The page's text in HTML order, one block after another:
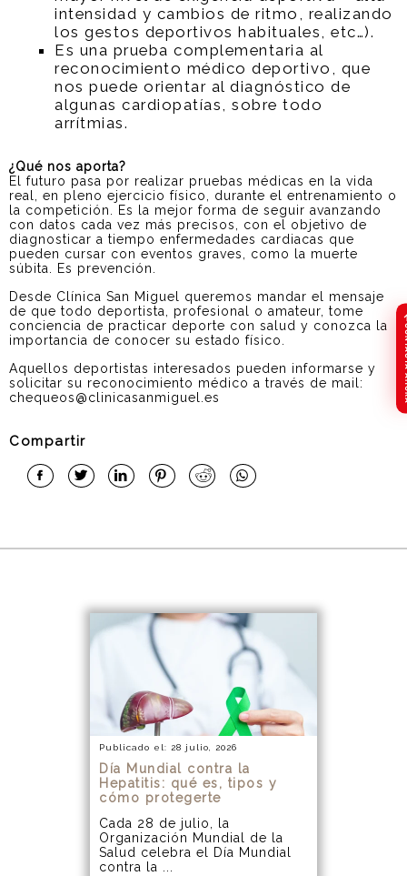
intensidad y cambios de ritmo, realizando
los gestos deportivos habituales, etc…).
Es una prueba complementaria al
reconocimiento médico deportivo, que
nos puede orientar al diagnóstico de
algunas cardiopatías, sobre todo
arrítmias.
¿Qué nos aporta?
El futuro pasa por realizar pruebas médicas en la vida
real, en pleno ejercicio físico, durante el entrenamiento o
la competición. Es la mejor forma de seguir avanzando
con datos cada vez más precisos, con el objetivo de
diagnosticar a tiempo enfermedades cardiacas que
pueden cursar con eventos graves, como la muerte
súbita. Es prevención.
Desde Clínica San Miguel queremos mandar el mensaje
de que todo deportista, profesional o amateur, tome
conciencia de practicar deporte con salud y conozca la
importancia de conocer su estado físico.
Aquellos deportistas interesados pueden informarse y
solicitar su reconocimiento médico a través de mail:
chequeos@clinicasanmiguel.es
Compartir
Publicado el: 28 julio, 2026
Día Mundial contra la
Hepatitis: qué es, tipos y
cómo protegerte
Cada 28 de julio, la
Organización Mundial de la
Salud celebra el Día Mundial
contra la ...